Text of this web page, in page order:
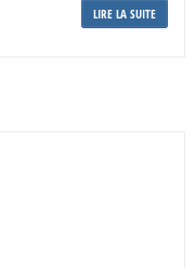
LIRE LA SUITE